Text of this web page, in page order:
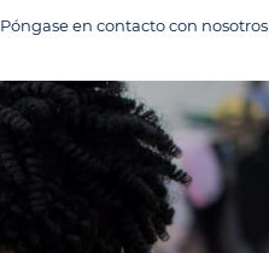
Póngase en contacto con nosotros